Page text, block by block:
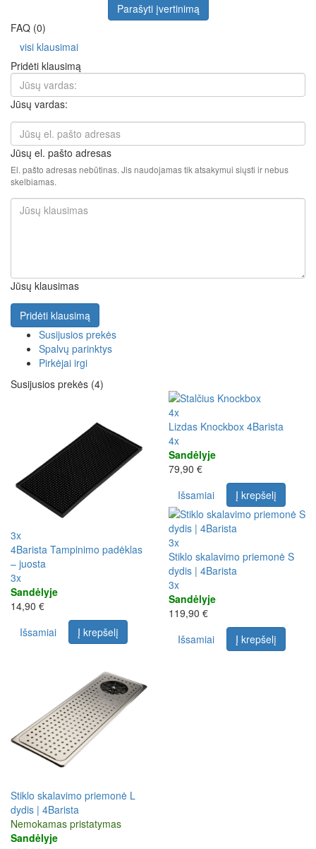
Parašyti įvertinimą
FAQ (0)
visi klausimai
Pridėti klausimą
Jūsų vardas:
Jūsų el. pašto adresas
El. pašto adresas nebūtinas. Jis naudojamas tik atsakymui siųsti ir nebus
skelbiamas.
Jūsų klausimas
Pridėti klausimą
Susijusios prekės
Spalvų parinktys
Pirkėjai irgi
Susijusios prekės (4)
3x
4Barista Tampinimo padėklas
– juosta
3x
Sandėlyje
14,90 €
Išsamiai
Į krepšelį
4x
Lizdas Knockbox 4Barista
4x
Sandėlyje
79,90 €
Išsamiai
Į krepšelį
3x
Stiklo skalavimo priemonė S
dydis | 4Barista
3x
Sandėlyje
119,90 €
Išsamiai
Į krepšelį
Stiklo skalavimo priemonė L
dydis | 4Barista
Nemokamas pristatymas
Sandėlyje